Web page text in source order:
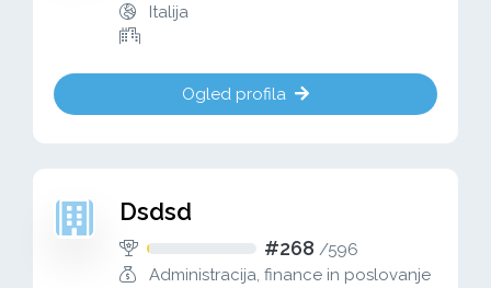
Italija
Ogled profila
Dsdsd
#268 /596
Administracija, finance in poslovanje